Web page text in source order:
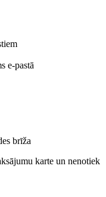
e-pastā
brīža
karte un nenotiek